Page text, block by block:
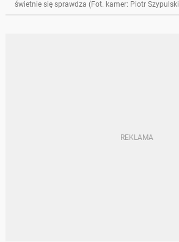
świetnie się sprawdza (Fot. kamer: Piotr